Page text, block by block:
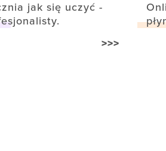
jak się uczyć -
>>>